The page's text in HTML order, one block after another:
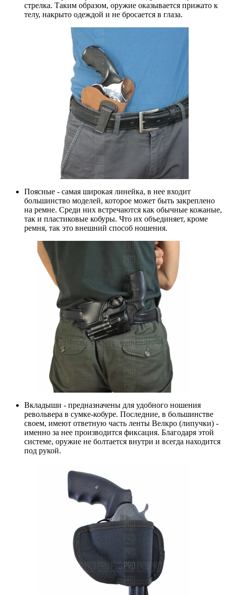
стрелка. Таким образом, оружие оказывается прижато к
телу, накрыто одеждой и не бросается в глаза.
Поясные - самая широкая линейка, в нее входит
большинство моделей, которое может быть закреплено
на ремне. Среди них встречаются как обычные кожаные,
так и пластиковые кобуры. Что их объединяет, кроме
ремня, так это внешний способ ношения.
Вкладыши - предназначены для удобного ношения
револьвера в сумке-кобуре. Последние, в большинстве
своем, имеют ответную часть ленты Велкро (липучки) -
именно за нее производится фиксация. Благодаря этой
системе, оружие не болтается внутри и всегда находится
под рукой.